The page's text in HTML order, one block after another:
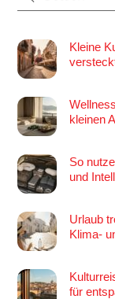
Kleine
kleinen
So
und
Urlaub
Klima-
für